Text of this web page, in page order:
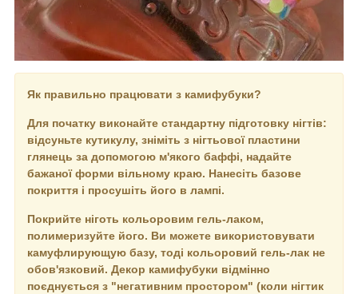
Як правильно працювати з камифубуки?
Для початку виконайте стандартну підготовку нігтів:
відсуньте кутикулу, зніміть з нігтьової пластини
глянець за допомогою м'якого баффі, надайте
бажаної форми вільному краю. Нанесіть базове
покриття і просушіть його в лампі.
Покрийте ніготь кольоровим гель-лаком,
полимеризуйте його. Ви можете використовувати
камуфлирующую базу, тоді кольоровий гель-лак не
обов'язковий. Декор камифубуки відмінно
поєднується з "негативним простором" (коли нігтик